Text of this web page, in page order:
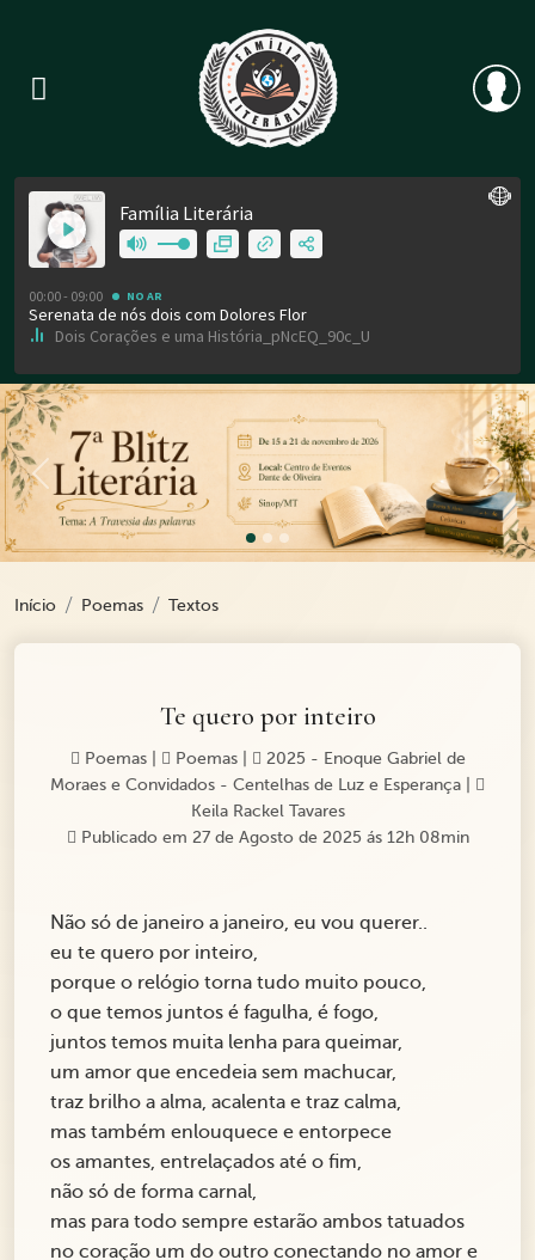
Previous
Início Poemas Textos
Te quero por inteiro
Poemas| Poemas|
2025 - Enoque Gabriel de
Moraes e Convidados - Centelhas de Luz e Esperança
Keila Rackel Tavares
Publicado em 27 de Agosto de 2025 ás 12h 08min
Não só de janeiro a janeiro, eu vou querer..
eu te quero por inteiro,
porque o relógio torna tudo muito pouco,
o que temos juntos é fagulha, é fogo,
juntos temos muita lenha para queimar,
um amor que encedeia sem machucar,
traz brilho a alma, acalenta e traz calma,
mas também enlouquece e entorpece
os amantes, entrelaçados até o fim,
não só de forma carnal,
mas para todo sempre estarão ambos tatuados
no coração um do outro conectando no amor e